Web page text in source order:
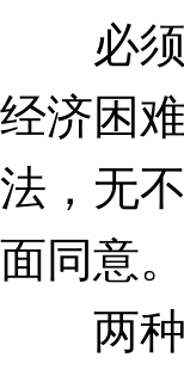
必须
经济困
法，无
面同意
两种